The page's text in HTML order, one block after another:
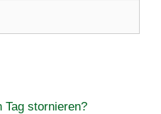
Tag stornieren?